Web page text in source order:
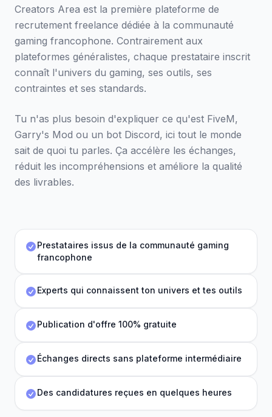
Creators Area est la première plateforme de
recrutement freelance dédiée à la communauté
gaming francophone. Contrairement aux
plateformes généralistes, chaque prestataire inscrit
connaît l'univers du gaming, ses outils, ses
contraintes et ses standards.
Tu n'as plus besoin d'expliquer ce qu'est FiveM,
Garry's Mod ou un bot Discord, ici tout le monde
sait de quoi tu parles. Ça accélère les échanges,
réduit les incompréhensions et améliore la qualité
des livrables.
Prestataires issus de la communauté gaming
francophone
Experts qui connaissent ton univers et tes outils
Publication d'offre 100% gratuite
Échanges directs sans plateforme intermédiaire
Des candidatures reçues en quelques heures